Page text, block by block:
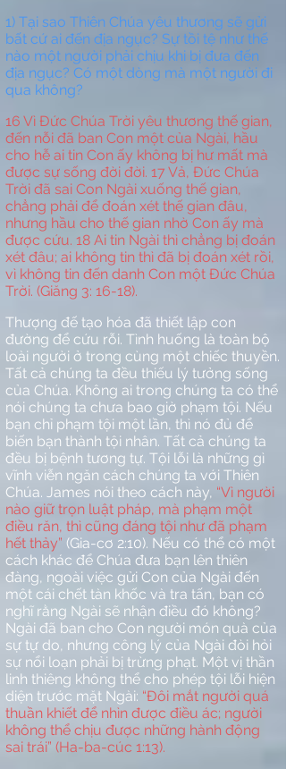
1) Tại sao Thiên Chúa yêu thương sẽ gửi
bất cứ ai đến địa ngục? Sự tồi tệ như thế
nào một người phải chịu khi bị đưa đến
địa ngục? Có một dòng mà một người đi
qua không?
16 Vì Đức Chúa Trời yêu thương thế gian,
đến nỗi đã ban Con một của Ngài, hầu
cho hễ ai tin Con ấy không bị hư mất mà
được sự sống đời đời. 17 Vả, Đức Chúa
Trời đã sai Con Ngài xuống thế gian,
chẳng phải để đoán xét thế gian đâu,
nhưng hầu cho thế gian nhờ Con ấy mà
được cứu. 18 Ai tin Ngài thì chẳng bị đoán
xét đâu; ai không tin thì đã bị đoán xét rồi,
vì không tin đến danh Con một Đức Chúa
Trời. (Giăng 3: 16-18).
Thượng đế tạo hóa đã thiết lập con
đường để cứu rỗi. Tình huống là toàn bộ
loài người ở trong cùng một chiếc thuyền.
Tất cả chúng ta đều thiếu lý tưởng sống
của Chúa. Không ai trong chúng ta có thể
nói chúng ta chưa bao giờ phạm tội. Nếu
bạn chỉ phạm tội một lần, thì nó đủ để
biến bạn thành tội nhân. Tất cả chúng ta
đều bị bệnh tương tự. Tội lỗi là những gì
vĩnh viễn ngăn cách chúng ta với Thiên
Chúa. James nói theo cách này, “Vì người
nào giữ trọn luật pháp, mà phạm một
điều răn, thì cũng đáng tội như đã phạm
hết thảy” (Gia-cơ 2:10). Nếu có thể có một
cách khác để Chúa đưa bạn lên thiên
đàng, ngoài việc gửi Con của Ngài đến
một cái chết tàn khốc và tra tấn, bạn có
nghĩ rằng Ngài sẽ nhận điều đó không?
Ngài đã ban cho Con người món quà của
sự tự do, nhưng công lý của Ngài đòi hỏi
sự nổi loạn phải bị trừng phạt. Một vị thần
linh thiêng không thể cho phép tội lỗi hiện
diện trước mặt Ngài: “Đôi mắt người quá
thuần khiết để nhìn được điều ác; người
không thể chịu được những hành động
sai trái” (Ha-ba-cúc 1:13).